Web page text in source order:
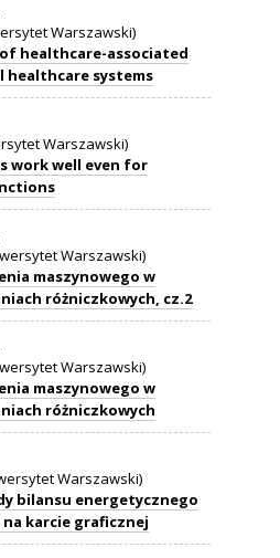
Warszawski)
healthcare-associated
systems
Warszawski)
work well even for
Warszawski)
maszynowego w
różniczkowych, cz.2
Warszawski)
maszynowego w
różniczkowych
Warszawski)
bilansu energetycznego
karcie graficznej